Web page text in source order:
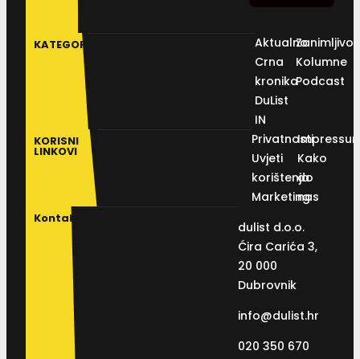
KATEGORIJE
Aktualno
Crna
kronika
DuList
IN
Kolumne
Podcast
KORISNI
LINKOVI
Privatnosti
Uvjeti
korištenja
Marketing
Kako
do
nas
Kontakt
dulist d.o.o.
Ćira Carića 3,
20 000
Dubrovnik
info@dulist.hr
020 350 670